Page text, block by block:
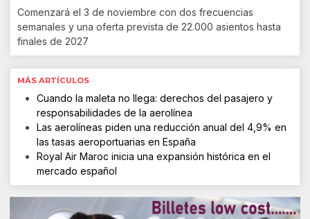
Comenzará el 3 de noviembre con dos frecuencias
semanales y una oferta prevista de 22.000 asientos hasta
finales de 2027
MÁS ARTÍCULOS
Cuando la maleta no llega: derechos del pasajero y
responsabilidades de la aerolínea
Las aerolíneas piden una reducción anual del 4,9% en
las tasas aeroportuarias en España
Royal Air Maroc inicia una expansión histórica en el
mercado español